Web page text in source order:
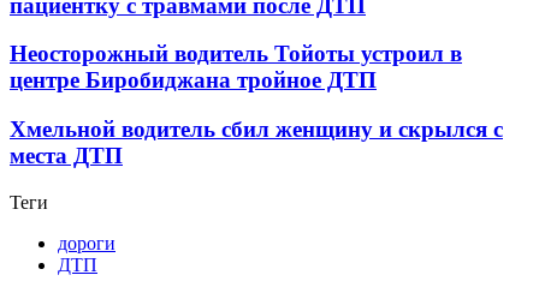
Неосторожный водитель Тойоты устроил в
центре Биробиджана тройное ДТП
Хмельной водитель сбил женщину и скрылся с
места ДТП
Теги
дороги
ДТП